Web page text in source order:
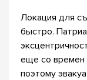
Локация для
быстро.
еще со времен
поэтому